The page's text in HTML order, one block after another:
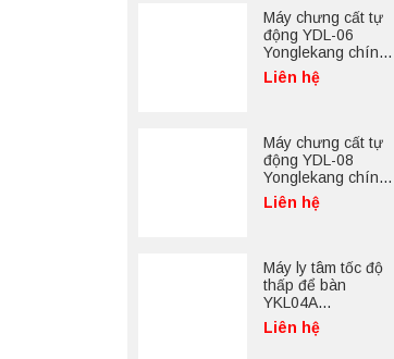
Máy chưng cất tự
động YDL-06
Yonglekang chính
hãng – Thiết bị
chưng cất mẫu
Liên hệ
Máy chưng cất tự
động YDL-08
Yonglekang chính
hãng – Thiết bị
chưng cất mẫu
Liên hệ
Máy ly tâm tốc độ
thấp để bàn
YKL04A
Yonglekang – Máy
ly tâm phòng thí
Liên hệ